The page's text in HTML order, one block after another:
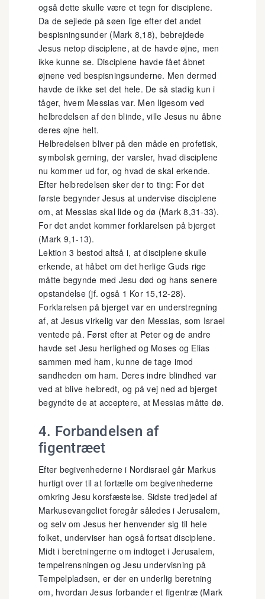
også dette skulle være et tegn for disciplene.
Da de sejlede på søen lige efter det andet
bespisningsunder (Mark 8,18), bebrejdede
Jesus netop disciplene, at de havde øjne, men
ikke kunne se. Disciplene havde fået åbnet
øjnene ved bespisningsunderne. Men dermed
havde de ikke set det hele. De så stadig kun i
tåger, hvem Messias var. Men ligesom ved
helbredelsen af den blinde, ville Jesus nu åbne
deres øjne helt.
Helbredelsen bliver på den måde en profetisk,
symbolsk gerning, der varsler, hvad disciplene
nu kommer ud for, og hvad de skal erkende.
Efter helbredelsen sker der to ting: For det
første begynder Jesus at undervise disciplene
om, at Messias skal lide og dø (Mark 8,31-33).
For det andet kommer forklarelsen på bjerget
(Mark 9,1-13).
Lektion 3 bestod altså i, at disciplene skulle
erkende, at håbet om det herlige Guds rige
måtte begynde med Jesu død og hans senere
opstandelse (jf. også 1 Kor 15,12-28).
Forklarelsen på bjerget var en understregning
af, at Jesus virkelig var den Messias, som Israel
ventede på. Først efter at Peter og de andre
havde set Jesu herlighed og Moses og Elias
sammen med ham, kunne de tage imod
sandheden om ham. Deres indre blindhed var
ved at blive helbredt, og på vej ned ad bjerget
begyndte de at acceptere, at Messias måtte dø.
4. Forbandelsen af
figentræet
Efter begivenhederne i Nordisrael går Markus
hurtigt over til at fortælle om begivenhederne
omkring Jesu korsfæstelse. Sidste tredjedel af
Markusevangeliet foregår således i Jerusalem,
og selv om Jesus her henvender sig til hele
folket, underviser han også fortsat disciplene.
Midt i beretningerne om indtoget i Jerusalem,
tempelrensningen og Jesu undervisning på
Tempelpladsen, er der en underlig beretning
om, hvordan Jesus forbander et figentræ (Mark